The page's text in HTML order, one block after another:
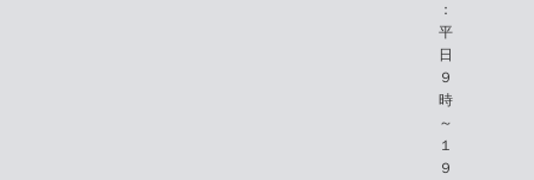
：
平
日
９
時
～
１
９